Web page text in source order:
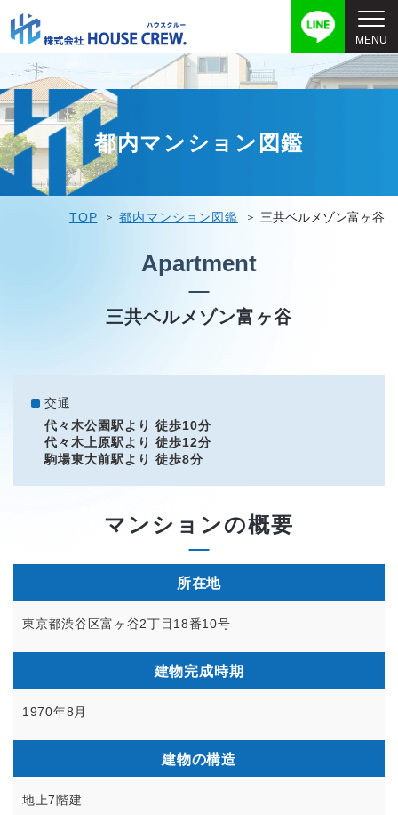
都内マンション図鑑
TOP 都内マンション図鑑 三共ベルメゾン富ヶ谷
Apartment
三共ベルメゾン富ヶ谷
交通
代々木公園駅より 徒歩10分
代々木上原駅より 徒歩12分
駒場東大前駅より 徒歩8分
マンションの概要
所在地
東京都渋谷区富ヶ谷2丁目18番10号
建物完成時期
1970年8月
建物の構造
地上7階建